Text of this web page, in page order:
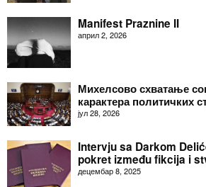
Manifest Praznine II
април 2, 2026
Михелсово схватање
карактера политичких
јул 28, 2026
Intervju sa Darkom
pokret između fikcija i
децембар 8, 2025